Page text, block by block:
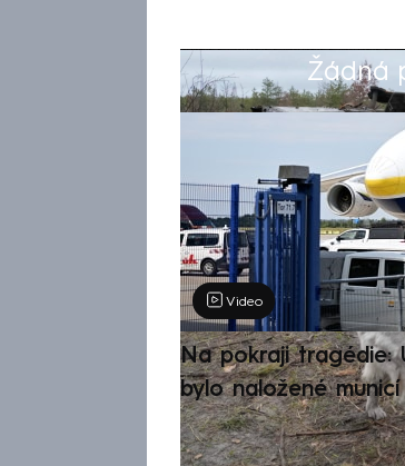
Žádná
Výběr redakce
Video
Na pokraji tragédie:
bylo naložené municí